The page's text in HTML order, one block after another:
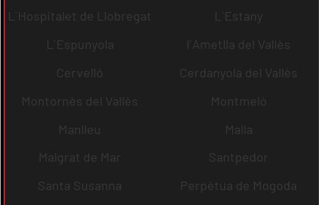
L´Hospitalet de Llobregat
L´Estany
L´Espunyola
l´Ametlla del Vallès
Cervelló
Cerdanyola del Vallès
Montornès del Vallès
Montmeló
Manlleu
Malla
Malgrat de Mar
Santpedor
Santa Susanna
Perpètua de Mogoda